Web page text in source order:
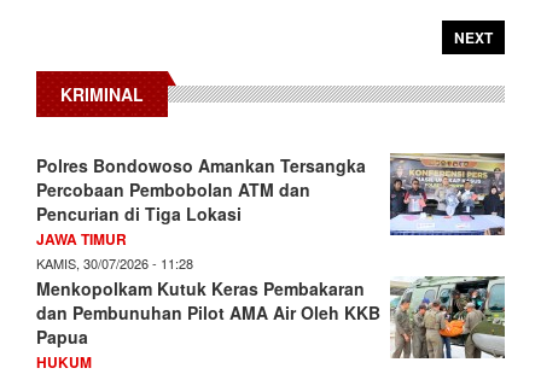
NEXT
KRIMINAL
Polres Bondowoso Amankan Tersangka
Percobaan Pembobolan ATM dan
Pencurian di Tiga Lokasi
JAWA TIMUR
KAMIS, 30/07/2026 - 11:28
Menkopolkam Kutuk Keras Pembakaran
dan Pembunuhan Pilot AMA Air Oleh KKB
Papua
HUKUM